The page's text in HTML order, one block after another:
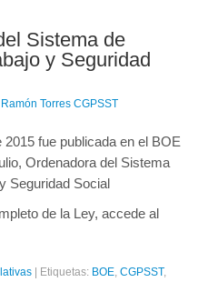
Sistema de
y Seguridad
Ramón Torres CGPSST
fue publicada en el BOE
Ordenadora del Sistema
Seguridad Social
de la Ley, accede al
| Etiquetas: BOE, CGPSST,